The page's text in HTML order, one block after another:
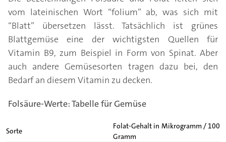
vom lateinischen Wort “folium” ab, was sich mit
“Blatt” übersetzen lässt. Tatsächlich ist grünes
Blattgemüse eine der wichtigsten Quellen für
Vitamin B9, zum Beispiel in Form von Spinat. Aber
auch andere Gemüsesorten tragen dazu bei, den
Bedarf an diesem Vitamin zu decken.
Folsäure-Werte: Tabelle für Gemüse
Sorte
Folat-Gehalt in Mikrogramm / 100
Gramm